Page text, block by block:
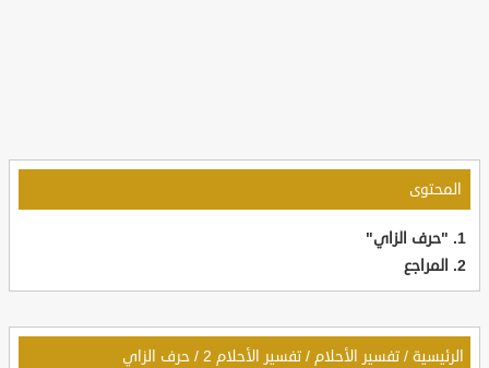
المحتوى
"حرف الزاي"
المراجع
الرئيسية / تفسير الأحلام / تفسير الأحلام 2 / حرف الزاي